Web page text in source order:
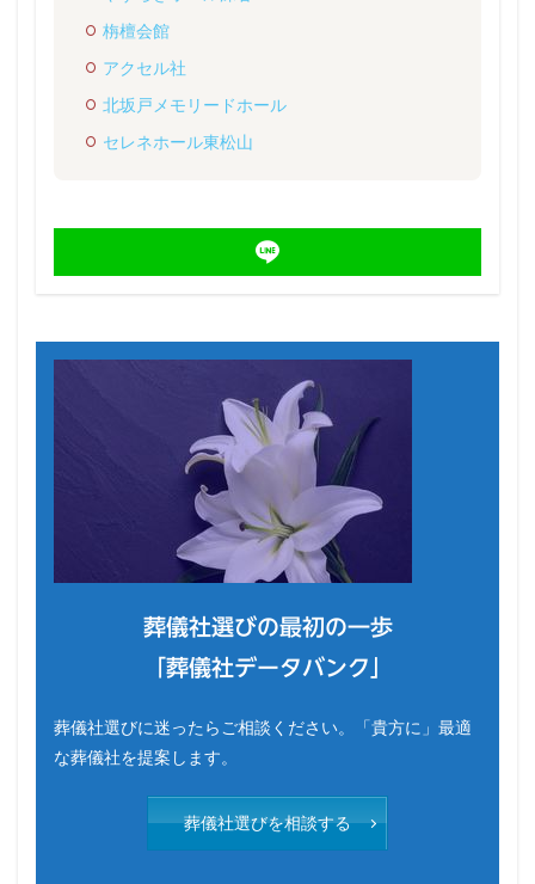
栴檀会館
アクセル社
北坂戸メモリードホール
セレネホール東松山
葬儀社選びの最初の一歩
「葬儀社データバンク」
葬儀社選びに迷ったらご相談ください。「貴方に」最適
な葬儀社を提案します。
葬儀社選びを相談する